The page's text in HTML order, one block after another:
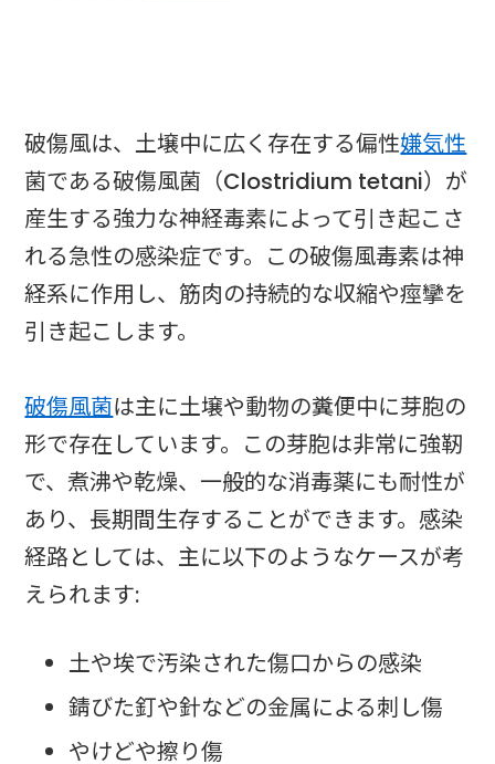
破傷風は、土壌中に広く存在する偏性嫌気性
菌である破傷風菌（Clostridium tetani）が
産生する強力な神経毒素によって引き起こさ
れる急性の感染症です。この破傷風毒素は神
経系に作用し、筋肉の持続的な収縮や痙攣を
引き起こします。
破傷風菌は主に土壌や動物の糞便中に芽胞の
形で存在しています。この芽胞は非常に強靭
で、煮沸や乾燥、一般的な消毒薬にも耐性が
あり、長期間生存することができます。感染
経路としては、主に以下のようなケースが考
えられます:
土や埃で汚染された傷口からの感染
錆びた釘や針などの金属による刺し傷
やけどや擦り傷